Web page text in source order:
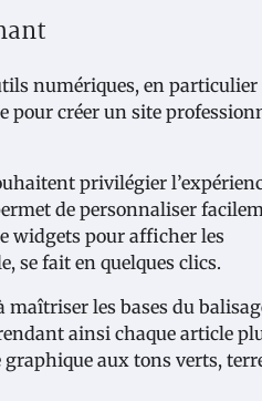
numériques, en particulier
pour créer un site
privilégier
de personnaliser
widgets pour afficher les
se fait en quelques clics.
maîtriser les bases du
ainsi chaque article
graphique aux tons verts,